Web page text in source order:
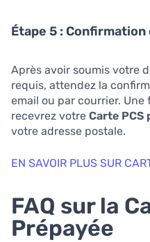
Étape 5 :
Après avoir soumis votre
requis, attendez la
email ou par courrier. Une
recevrez votre Carte PCS
votre adresse postale.
EN SAVOIR PLUS SUR
FAQ sur la
Prépayée